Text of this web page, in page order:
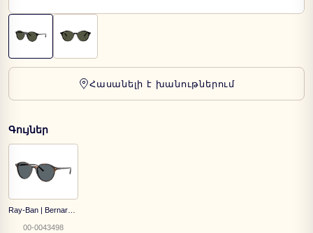
Հասանելի է խանութներում
Գույներ
00-0043498